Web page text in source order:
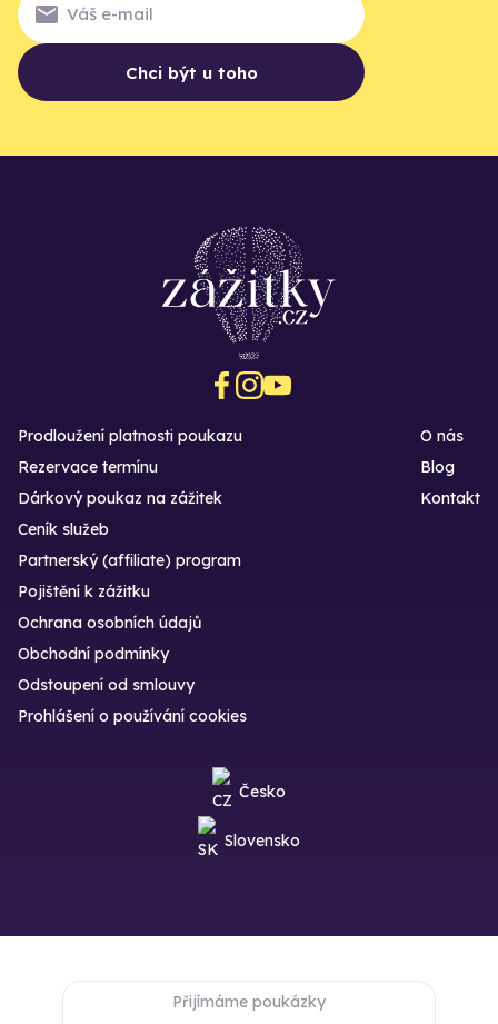
Chci být u toho
Prodloužení platnosti poukazu
Rezervace termínu
Dárkový poukaz na zážitek
O nás
Blog
Kontakt
Ceník služeb
Partnerský (affiliate) program
Pojištění k zážitku
Ochrana osobních údajů
Obchodní podmínky
Odstoupení od smlouvy
Prohlášení o používání cookies
Česko
Slovensko
Přijímáme poukázky